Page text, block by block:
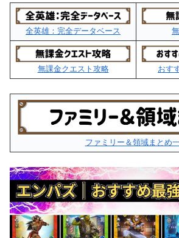
全英雄：完全データベース
無課金クエスト攻略 おす
ファミリー＆領域まとめ